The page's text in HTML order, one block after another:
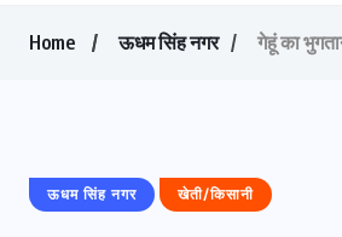
Home ऊधम सिंह नगर गेहूं का
ऊधम सिंह नगर खेती/किसानी